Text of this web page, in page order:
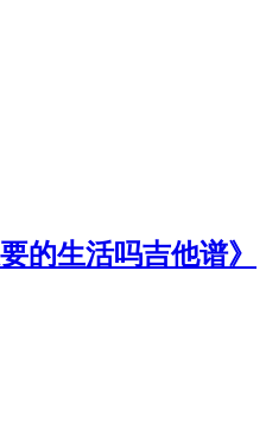
的生活吗吉他谱》